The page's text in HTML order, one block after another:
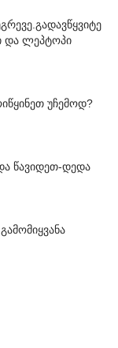
და ლეპტოპი
უჩემოდ?
წავიდეთ-დედა